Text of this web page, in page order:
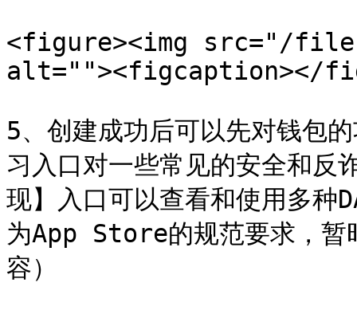
<figure><img src="/files/
alt=""><figcaption></
5、创建成功后可以先对钱包
习入口对一些常见的安全和反
现】入口可以查看和使用多
为App Store的规范要求，暂
容）